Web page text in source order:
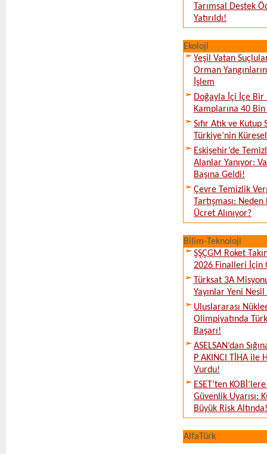
Tarımsal Destek
Yatırıldı!
Ekoloji
Yeşil Vatan
Orman
İşlem
Doğayla İçi İçe
Kamplarına 40
Sıfır Atık ve
Türkiye’nin
Eskişehir’de
Alanlar Yanıyor:
Başına Geldi!
Çevre Temizlik
Tartışması:
Ücret Alınıyor?
Bilim-Teknoloji
ŞŞÇGM Roket
2026 Finalleri İçin
Türksat 3A
Yayınlar Yeni
Uluslararası
Olimpiyatında
Başarı!
ASELSAN’dan
P AKINCI TİHA ile
Vurdu!
ESET’ten
Güvenlik Uyarısı:
Büyük Risk Altında!
AlfaTürk